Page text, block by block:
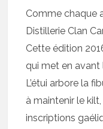
Comme chaque
Distillerie Clan
Cette édition
qui met en avant
L’étui arbore la
à maintenir le
inscriptions